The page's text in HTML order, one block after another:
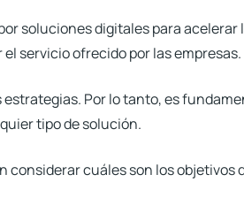
soluciones digitales para acelerar
servicio ofrecido por las empresas.
Por lo tanto, es
tipo de solución.
considerar cuáles son los objetivos